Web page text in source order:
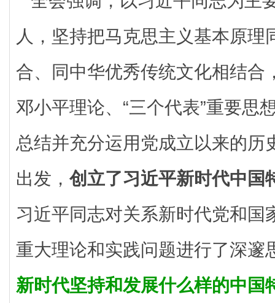
人，坚持把马克思主义基本原理
合、同中华优秀传统文化相结合
邓小平理论、“三个代表”重要思
总结并充分运用党成立以来的历
出发， 创立了习近平新时代中国
习近平同志对关系新时代党和国
重大理论和实践问题进行了深邃
新时代坚持和发展什么样的中国